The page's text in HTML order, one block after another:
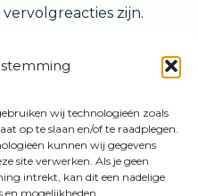
wij technologieën zoals
op te slaan en/of te raadplegen.
kunnen wij gegevens
site verwerken. Als je geen
intrekt, kan dit een nadelige
mogelijkheden.
zijn.
berichten zijn.